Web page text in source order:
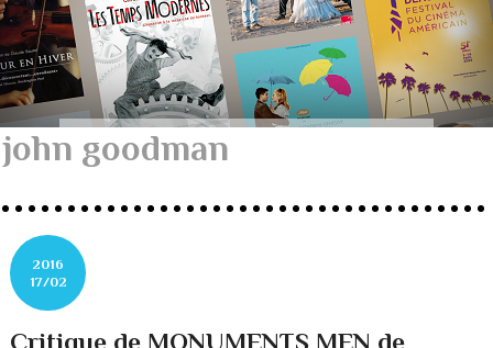
john goodman
2016
17/02
Critique de MONUMENTS MEN de